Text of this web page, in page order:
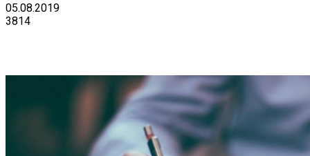
05.08.2019
3814